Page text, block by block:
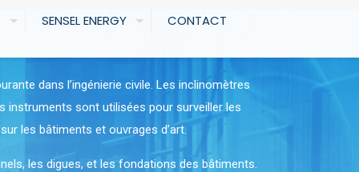
SENSEL ENERGY CONTACT
dans l’ingénierie civile. Les inclinomètres
instruments sont utilisées pour surveiller les
les bâtiments et ouvrages d’art.
les digues, et les fondations des bâtiments.